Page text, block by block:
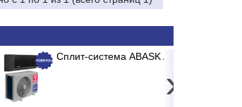
1-я ступень
07 BRG/TC2/E1 BURGOS BLACK
›